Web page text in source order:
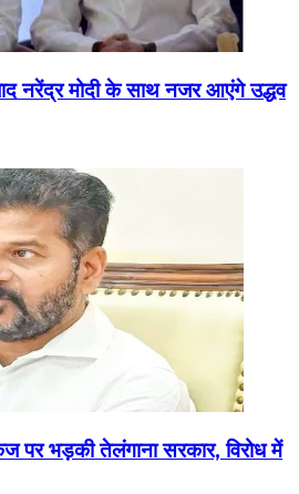
नरेंद्र मोदी के साथ नजर आएंगे उद्धव
भड़की तेलंगाना सरकार, विरोध में